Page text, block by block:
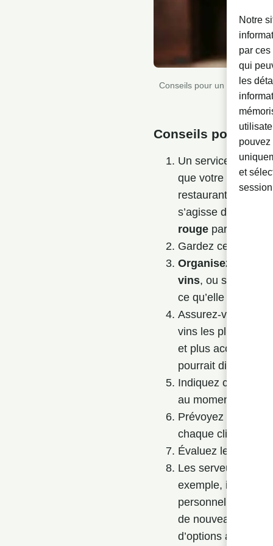
Conseils pour un bon
Conseils pour un
Un service du vin
que votre
restaurant. Il
s’agisse de
rouge
Gardez ces points
Organisez votre
vins, ou selon un
ce qu’elle soit
Assurez-vous de
vins les plus chers
et plus
pourrait dissuader
Indiquez
au moment où les
Prévoyez
chaque client et
Évaluez les goûts
Les serveurs
exemple, ils
personnel de
de nouveaux
d’options afin de
Notre
par
qui
les
pouvez
et